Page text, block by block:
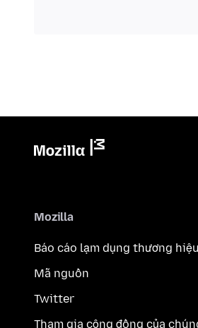
Mozilla
Báo cáo lạm dụng thương hiệu
Mã nguồn
Twitter
Tham gia cộng đồng của